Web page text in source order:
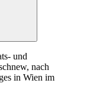
und
nach
in Wien im